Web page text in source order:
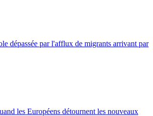
dépassée par l'afflux de migrants arrivant par
les Européens détournent les nouveaux